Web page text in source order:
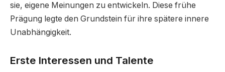
sie, eigene Meinungen zu entwickeln. Diese frühe
Prägung legte den Grundstein für ihre spätere innere
Unabhängigkeit.
Erste Interessen und Talente